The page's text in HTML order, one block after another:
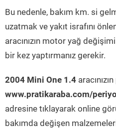
Bu nedenle, bakım km. si
uzatmak ve yakıt israfını
aracınızın motor yağ
bir kez yaptırmanız gerekir.
2004 Mini One 1.4
www.pratikaraba.com/
adresine tıklayarak online
bakımda değişen